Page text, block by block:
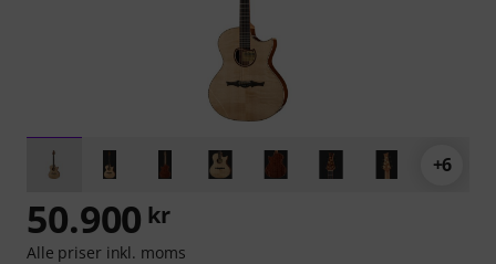
+6
50.900 kr
Alle priser inkl. moms